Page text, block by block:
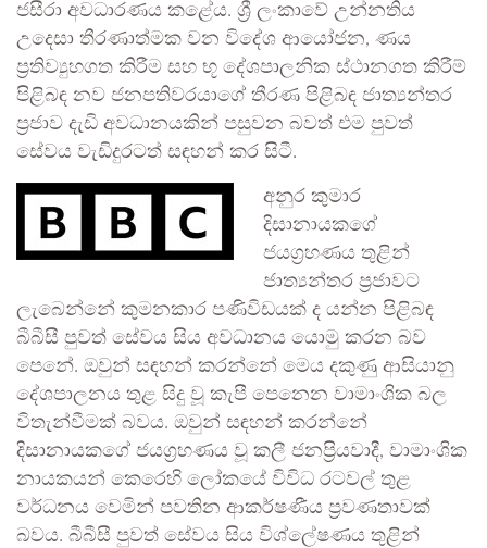
ජසීරා අවධාරණය කළේය. ශ්‍රී ලංකාවේ උන්නතිය
උදෙසා තීරණාත්මක වන විදේශ ආයෝජන, ණය
ප්‍රතිව්‍යුහගත කිරීම සහ භූ දේශපාලනික ස්ථානගත කිරීම්
පිළිබඳ නව ජනපතිවරයාගේ තීරණ පිළිබඳ ජාත්‍යන්තර
ප්‍රජාව දැඩි අවධානයකින් පසුවන බවත් එම පුවත්
සේවය වැඩිදුරටත් සඳහන් කර සිටී.
අනුර කුමාර
දිසානායකගේ
ජයග්‍රහණය තුළින්
ජාත්‍යන්තර ප්‍රජාවට
ලැබෙන්නේ කුමනකාර පණිවිඩයක් ද යන්න පිළිබඳ
බීබීසී පුවත් සේවය සිය අවධානය යොමු කරන බව
පෙනේ. ඔවුන් සඳහන් කරන්නේ මෙය දකුණු ආසියානු
දේශපාලනය තුළ සිදු වූ කැපී පෙනෙන වාමාංශික බල
විතැන්වීමක් බවය. ඔවුන් සඳහන් කරන්නේ
දිසානායකගේ ජයග්‍රහණය වූ කලී ජනප්‍රියවාදී, වාමාංශික
නායකයන් කෙරෙහි ලෝකයේ විවිධ රටවල් තුළ
වර්ධනය වෙමින් පවතින ආකර්ෂණීය ප්‍රවණතාවක්
බවය. බීබීසී පුවත් සේවය සිය විශ්ලේෂණය තුළින්